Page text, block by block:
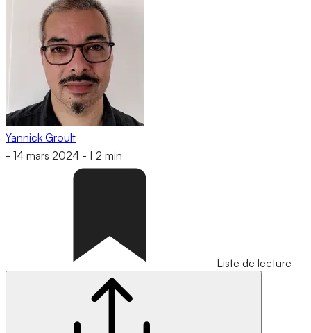
Yannick Groult
- 14 mars 2024 - 2 min
Liste de lecture